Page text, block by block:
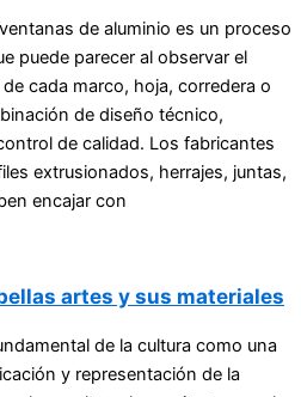
de aluminio es un proceso
puede parecer al observar el
cada marco, hoja, corredera o
de diseño técnico,
de calidad. Los fabricantes
extrusionados, herrajes, juntas,
encajar con
artes y sus materiales
de la cultura como una
y representación de la